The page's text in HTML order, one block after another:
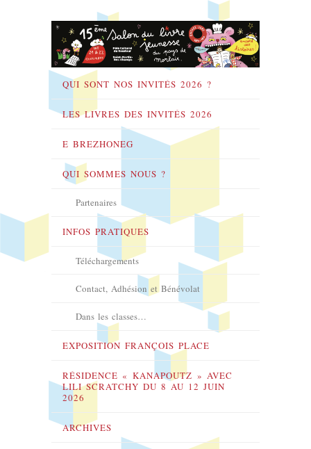
QUI SONT NOS INVITÉS 2026 ?
LES LIVRES DES INVITÉS 2026
E BREZHONEG
QUI SOMMES NOUS ?
Partenaires
INFOS PRATIQUES
Téléchargements
Contact, Adhésion et Bénévolat
Dans les classes…
EXPOSITION FRANÇOIS PLACE
RÉSIDENCE « KANAPOUTZ » AVEC
LILI SCRATCHY DU 8 AU 12 JUIN
2026
ARCHIVES